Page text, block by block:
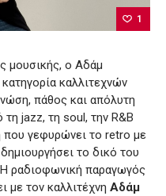
1
μουσικής, ο Αδάμ
καλλιτεχνών
πάθος και απόλυτη
jazz, τη soul, την R&B
που γεφυρώνει το retro με
το δικό του
ραδιοφωνική παραγωγός
με τον καλλιτέχνη Αδάμ